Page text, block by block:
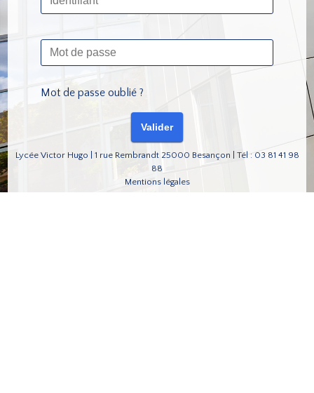
Mot de passe oublié ?
Lycée Victor Hugo | 1 rue Rembrandt 25000 Besançon | Tél : 03 81 41 98
88
Mentions légales